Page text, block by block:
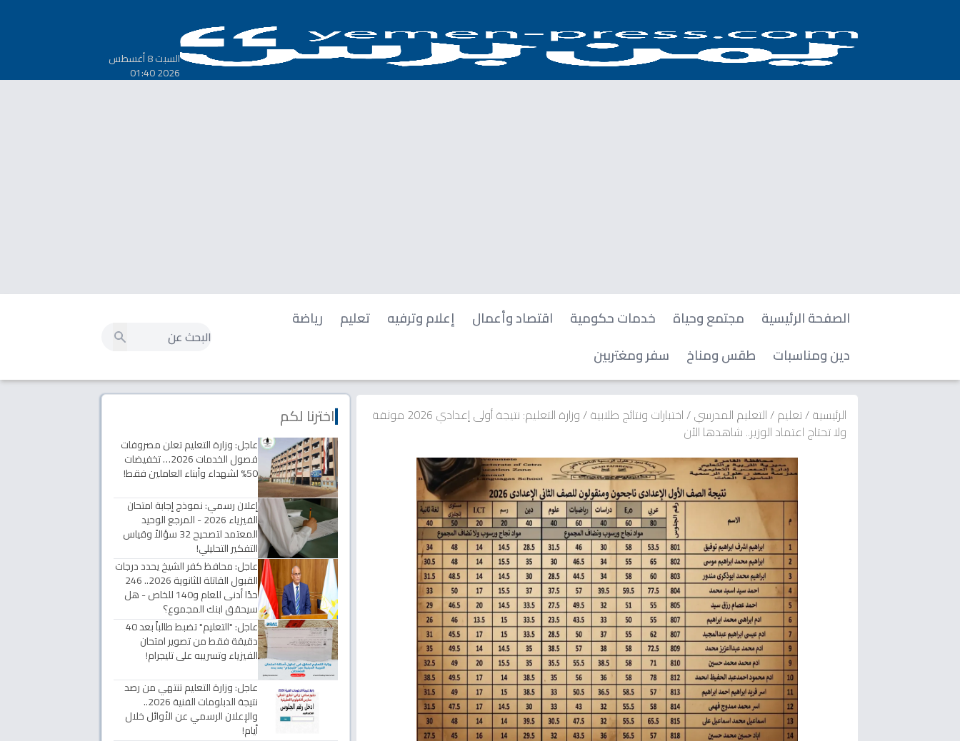
السبت 8 أغسطس
2026 01:40
الصفحة الرئيسية مجتمع وحياة خدمات حكومية اقتصاد وأعمال إعلام وترفيه تعليم
رياضة
دين ومناسبات
طقس ومناخ سفر ومغتربين
الرئيسية/تعليم/التعليم المدرسي/اختبارات ونتائج طلابية/
وزارة التعليم: نتيجة أولى إعدادي 2026 موثقة
ولا تحتاج اعتماد الوزير.. شاهدها الآن
اخترنا لكم
عاجل: وزارة التعليم تعلن مصروفات
فصول الخدمات 2026… تخفيضات
50% لشهداء وأبناء العاملين فقط!
إعلان رسمي: نموذج إجابة امتحان
الفيزياء 2026 - المرجع الوحيد
المعتمد لتصحيح 32 سؤالاً وقياس
التفكير التحليلي!
عاجل: محافظ كفر الشيخ يحدد درجات
القبول القاتلة للثانوية 2026.. 246
حدًا أدنى للعام و140 للخاص - هل
سيحقق ابنك المجموع؟
عاجل: "التعليم" تضبط طالباً بعد 40
دقيقة فقط من تصوير امتحان
الفيزياء وتسريبه على تليجرام!
عاجل: وزارة التعليم تنتهي من رصد
نتيجة الدبلومات الفنية 2026..
والإعلان الرسمي عن الأوائل خلال
أيام!